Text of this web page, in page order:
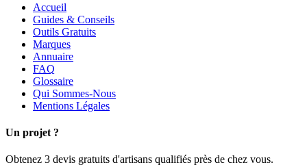
Accueil
Guides & Conseils
Outils Gratuits
Marques
Annuaire
FAQ
Glossaire
Qui Sommes-Nous
Mentions Légales
Un projet ?
Obtenez 3 devis gratuits d'artisans qualifiés près de chez vous.